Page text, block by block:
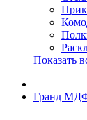
Показать
Гранд